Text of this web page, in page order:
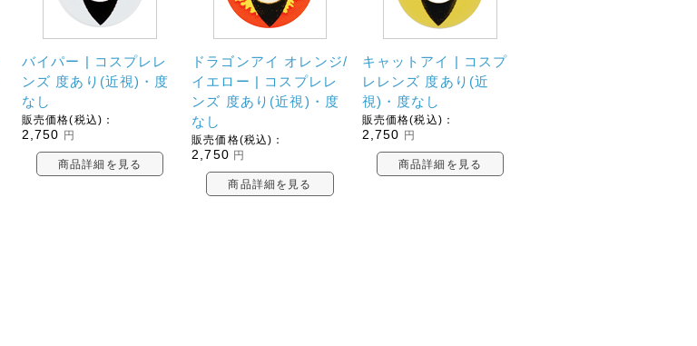
バイパー | コスプレレ
ンズ 度あり(近視)・度
なし
販売価格(税込)：
2,750 円
商品詳細を見る
ドラゴンアイ オレンジ/
イエロー | コスプレレ
ンズ 度あり(近視)・度
なし
販売価格(税込)：
2,750 円
商品詳細を見る
キャットアイ | コスプ
レレンズ 度あり(近
視)・度なし
販売価格(税込)：
2,750 円
商品詳細を見る